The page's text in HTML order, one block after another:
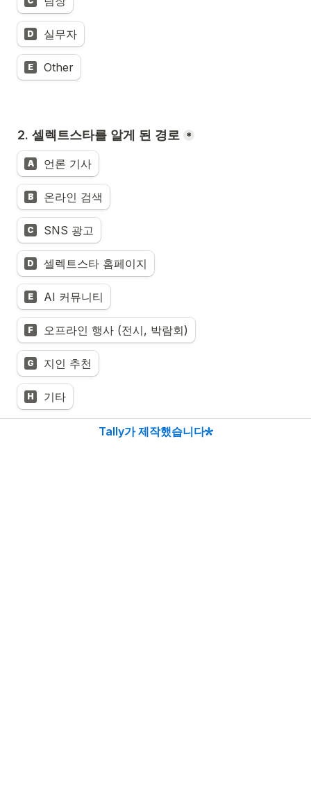
D 실무자
E Other
2. 셀렉트스타를 알게 된 경로 *
A 언론 기사
B 온라인 검색
C SNS 광고
D 셀렉트스타 홈페이지
E AI 커뮤니티
F 오프라인 행사 (전시, 박람회)
G 지인 추천
H 기타
Tally가 제작했습니다